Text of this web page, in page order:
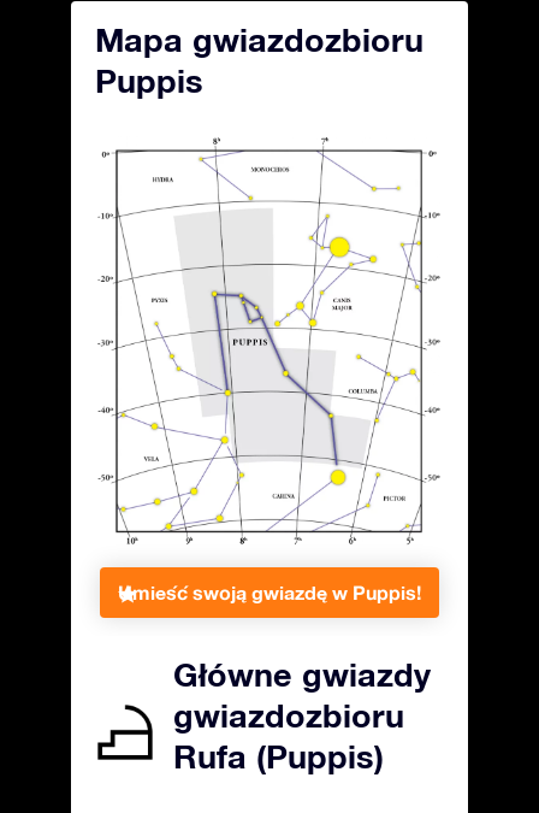
Mapa gwiazdozbioru
Puppis
Umieść swoją gwiazdę w Puppis!
Główne gwiazdy
gwiazdozbioru
Rufa (Puppis)